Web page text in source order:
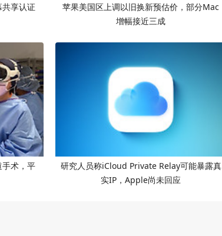
享认证
苹果美国区上调以旧换新预估价，部分Mac
增幅接近三成
术，平
研究人员称iCloud Private Relay可能暴露真
实IP，Apple尚未回应